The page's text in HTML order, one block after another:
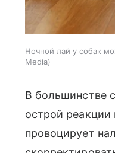
Ночной лай у собак
Media
В большинстве
острой реакции
провоцирует